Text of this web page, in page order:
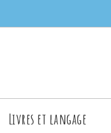
Livres et langage